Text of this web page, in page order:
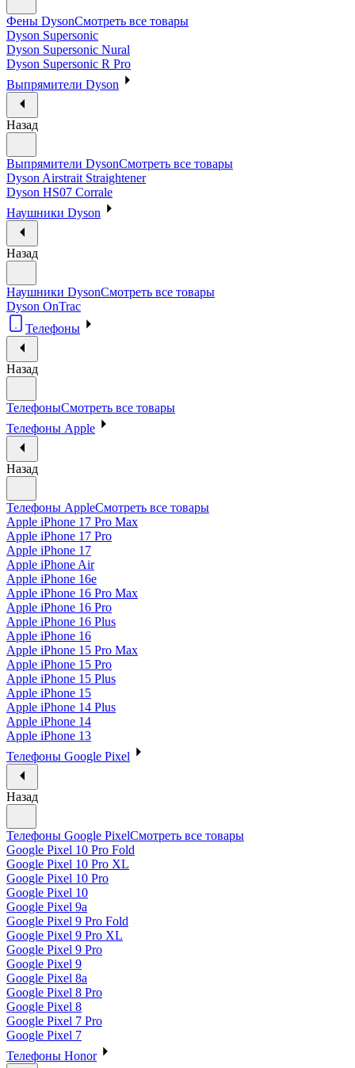
Фены DysonСмотреть все товары
Dyson Supersonic
Dyson Supersonic Nural
Dyson Supersonic R Pro
Выпрямители Dyson
Назад
Выпрямители DysonСмотреть все товары
Dyson Airstrait Straightener
Dyson HS07 Corrale
Наушники Dyson
Назад
Наушники DysonСмотреть все товары
Dyson OnTrac
Телефоны
Назад
ТелефоныСмотреть все товары
Телефоны Apple
Назад
Телефоны AppleСмотреть все товары
Apple iPhone 17 Pro Max
Apple iPhone 17 Pro
Apple iPhone 17
Apple iPhone Air
Apple iPhone 16e
Apple iPhone 16 Pro Max
Apple iPhone 16 Pro
Apple iPhone 16 Plus
Apple iPhone 16
Apple iPhone 15 Pro Max
Apple iPhone 15 Pro
Apple iPhone 15 Plus
Apple iPhone 15
Apple iPhone 14 Plus
Apple iPhone 14
Apple iPhone 13
Телефоны Google Pixel
Назад
Телефоны Google PixelСмотреть все товары
Google Pixel 10 Pro Fold
Google Pixel 10 Pro XL
Google Pixel 10 Pro
Google Pixel 10
Google Pixel 9a
Google Pixel 9 Pro Fold
Google Pixel 9 Pro XL
Google Pixel 9 Pro
Google Pixel 9
Google Pixel 8a
Google Pixel 8 Pro
Google Pixel 8
Google Pixel 7 Pro
Google Pixel 7
Телефоны Honor